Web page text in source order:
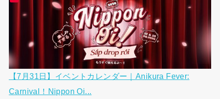
【7月31日】イベントカレンダー｜Anikura Fever:
Carnival！Nippon Oi...